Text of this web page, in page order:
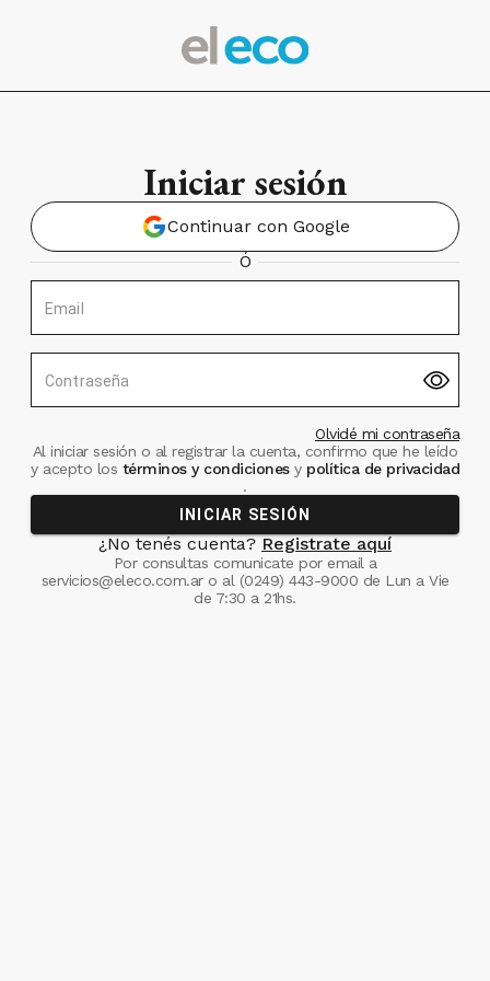
Iniciar sesión
Continuar con Google
Ó
Email
Contraseña
Olvidé mi contraseña
Al iniciar sesión o al registrar la cuenta, confirmo que he leído
y acepto los términos y condiciones ypolítica de privacidad
.
INICIAR SESIÓN
¿No tenés cuenta? Registrate aquí
Por consultas comunicate por email a
servicios@eleco.com.aro al (0249) 443-9000 de Lun a Vie
de 7:30 a 21hs.